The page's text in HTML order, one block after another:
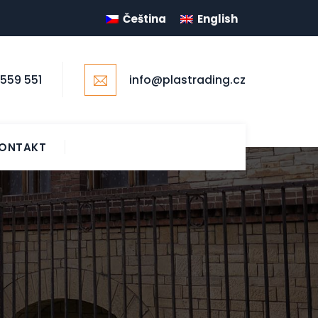
Čeština English
551 info@plastrading.cz